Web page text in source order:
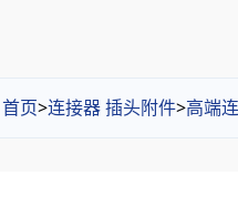
首页>连接器 插头附件>高端